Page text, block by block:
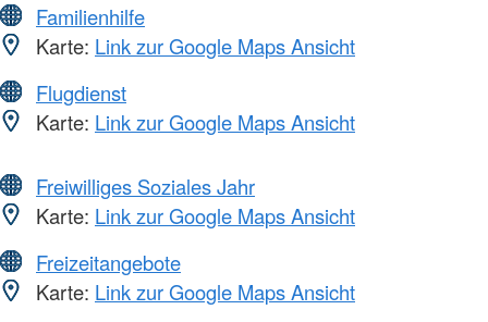
Familienhilfe
Karte: Link zur Google Maps Ansicht
Flugdienst
Karte: Link zur Google Maps Ansicht
Freiwilliges Soziales Jahr
Karte: Link zur Google Maps Ansicht
Freizeitangebote
Karte: Link zur Google Maps Ansicht